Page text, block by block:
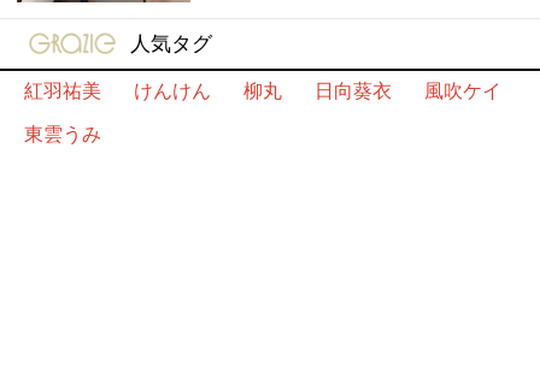
gravure-grazie
人気タグ
紅羽祐美
けんけん 柳丸 日向葵衣
風吹ケイ
東雲うみ